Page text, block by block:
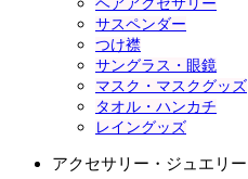
ヘアアクセサリー
サスペンダー
つけ襟
サングラス・眼鏡
マスク・マスクグッズ
タオル・ハンカチ
レイングッズ
アクセサリー・ジュエリー